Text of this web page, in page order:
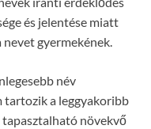
és jelentése miatt
gyermekének.
név
tartozik a leggyakoribb
tapasztalható növekvő